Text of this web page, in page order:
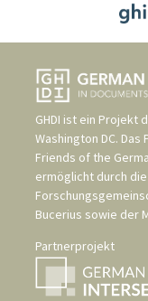
GHDI ist ein Projekt
Washington DC. Das
Friends of the
ermöglicht durch
Bucerius sowie der
Partnerprojekt